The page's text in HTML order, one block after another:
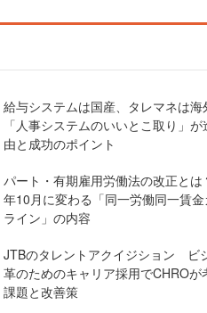
給与システムは国産、タレマネは
「人事システムのいいとこ取り」が
由と成功のポイント
パート・有期雇用労働法の改正とは
年10月に変わる「同一労働同一賃金
ライン」の内容
JTBのタレントアクイジション ビ
革のためのキャリア採用でCHROが
課題と改善策